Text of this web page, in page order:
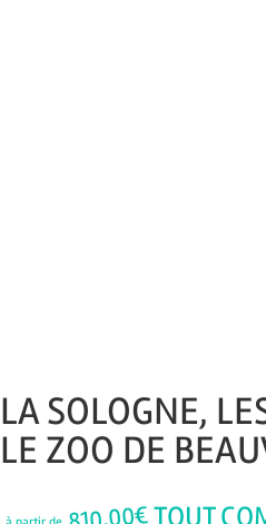
LA SOLOGNE,
LE ZOO DE
€